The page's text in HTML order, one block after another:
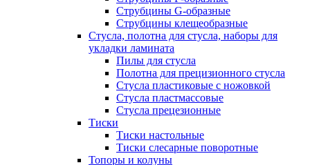
Струбцины G-образные
Струбцины клещеобразные
Стусла, полотна для стусла, наборы для
укладки ламината
Пилы для стусла
Полотна для прецизионного стусла
Стусла пластиковые с ножовкой
Стусла пластмассовые
Стусла прецезионные
Тиски
Тиски настольные
Тиски слесарные поворотные
Топоры и колуны